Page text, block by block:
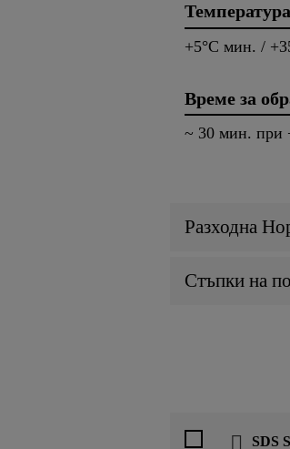
+5°C мин. /
Време за
~ 30 мин. при
Разходна
Стъпки на
SDS